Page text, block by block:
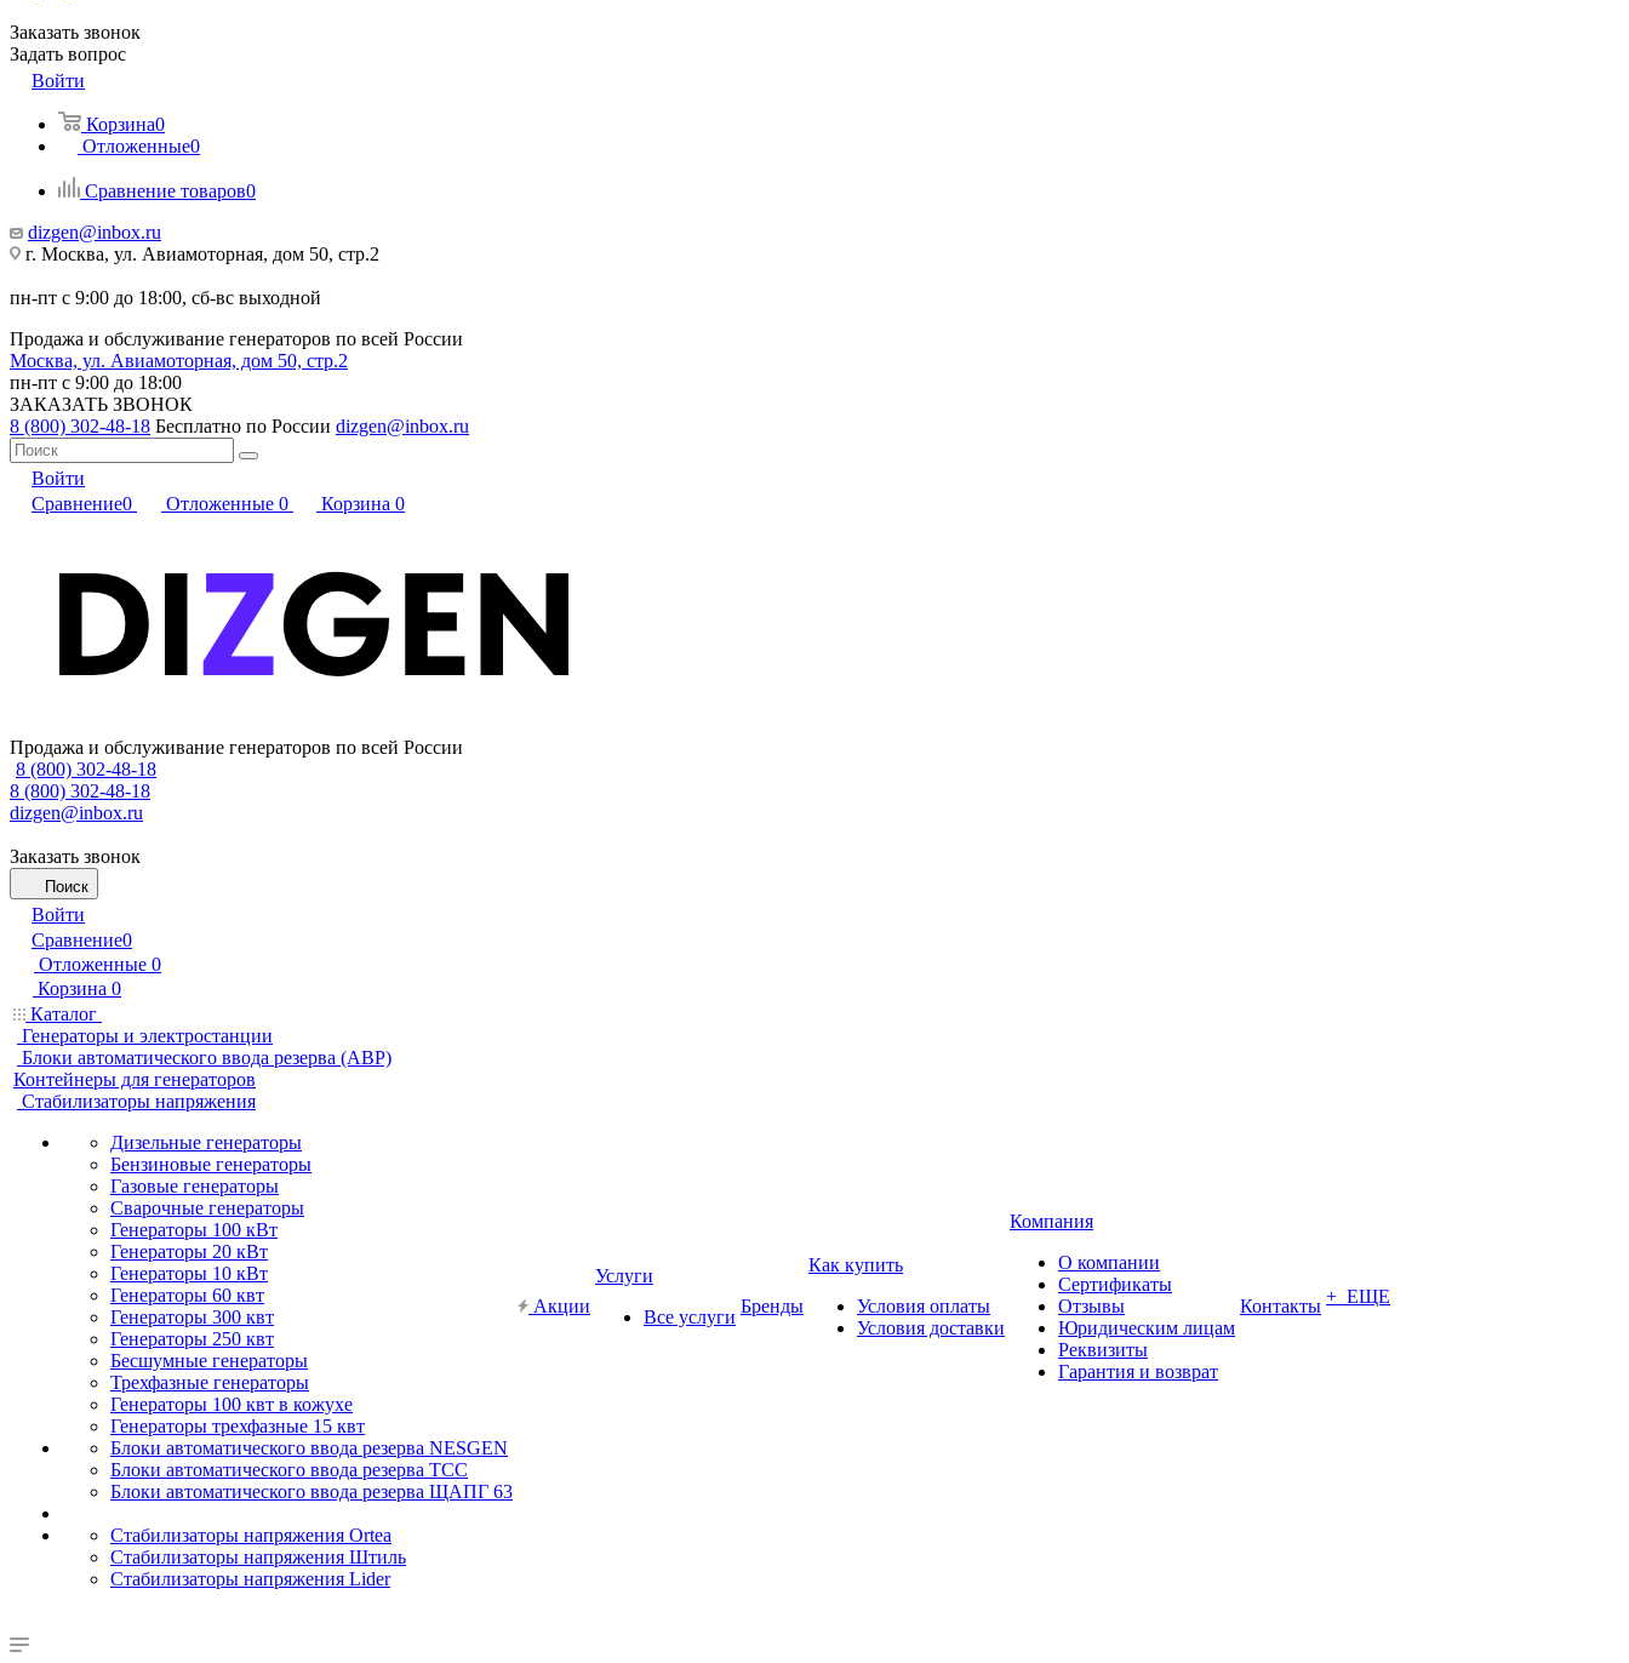
Заказать звонок
Задать вопрос
Войти
Корзина0
Отложенные0
Сравнение товаров0
dizgen@inbox.ru
г. Москва, ул. Авиамоторная, дом 50, стр.2
пн-пт с 9:00 до 18:00, сб-вс выходной
Продажа и обслуживание генераторов по всей России
Москва, ул. Авиамоторная, дом 50, стр.2
пн-пт с 9:00 до 18:00
ЗАКАЗАТЬ ЗВОНОК
8 (800) 302-48-18 Бесплатно по России dizgen@inbox.ru
Войти
Сравнение0 Отложенные 0 Корзина 0
Продажа и обслуживание генераторов по всей России
8 (800) 302-48-18
8 (800) 302-48-18
dizgen@inbox.ru
Заказать звонок
Поиск
Войти
Сравнение0
Отложенные 0
Корзина 0
Каталог
Генераторы и электростанции
Блоки автоматического ввода резерва (АВР)
Контейнеры для генераторов
Стабилизаторы напряжения
Дизельные генераторы
Бензиновые генераторы
Газовые генераторы
Сварочные генераторы
Генераторы 100 кВт
Генераторы 20 кВт
Генераторы 10 кВт
Генераторы 60 квт
Генераторы 300 квт
Генераторы 250 квт
Бесшумные генераторы
Трехфазные генераторы
Генераторы 100 квт в кожухе
Генераторы трехфазные 15 квт
Блоки автоматического ввода резерва NESGEN
Блоки автоматического ввода резерва ТСС
Блоки автоматического ввода резерва ЩАПГ 63
Стабилизаторы напряжения Ortea
Стабилизаторы напряжения Штиль
Стабилизаторы напряжения Lider
Акции
Услуги
Все услуги
Бренды
Как купить
Условия оплаты
Условия доставки
Компания
О компании
Сертификаты
Отзывы
Юридическим лицам
Реквизиты
Гарантия и возврат
Контакты + ЕЩЕ